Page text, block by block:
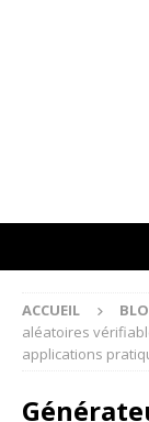
ACCUEIL
aléatoires
applications